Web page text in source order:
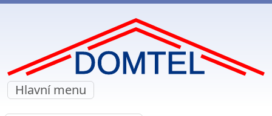
Hlavní menu